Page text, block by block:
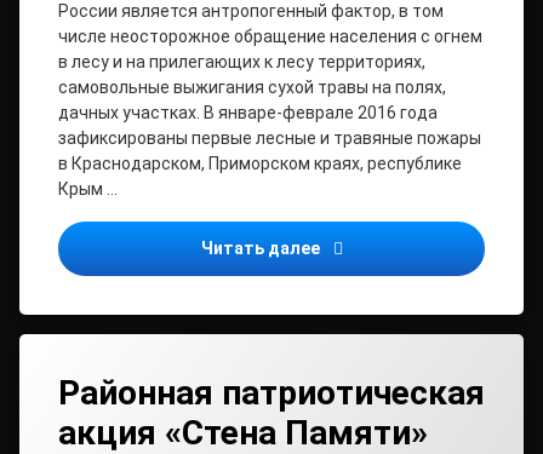
России является антропогенный фактор, в том
числе неосторожное обращение населения с огнем
в лесу и на прилегающих к лесу территориях,
самовольные выжигания сухой травы на полях,
дачных участках. В январе-феврале 2016 года
зафиксированы первые лесные и травяные пожары
в Краснодарском, Приморском краях, республике
Крым …
Читать далее Информационная
Районная патриотическая
акция «Стена Памяти»